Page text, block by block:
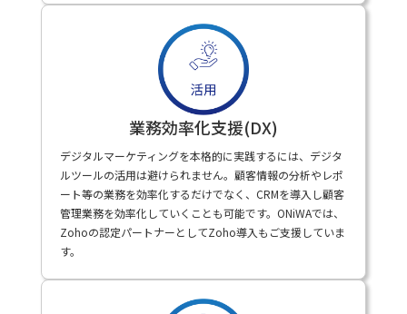
業務効率化支援(DX)
デジタルマーケティングを本格的に実践するには、デジタ
ルツールの活用は避けられません。顧客情報の分析やレポ
ート等の業務を効率化するだけでなく、CRMを導入し顧客
管理業務を効率化していくことも可能です。ONiWAでは、
Zohoの認定パートナーとしてZoho導入もご支援していま
す。